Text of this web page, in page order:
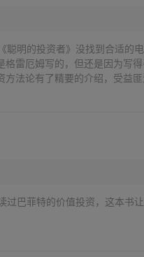
聪明的投资者》没找到合适的
格雷厄姆写的，但还是因为写
方法论有了精要的介绍，受益
了，可能需要啃吧哈哈。我也
过巴菲特的价值投资，这本书